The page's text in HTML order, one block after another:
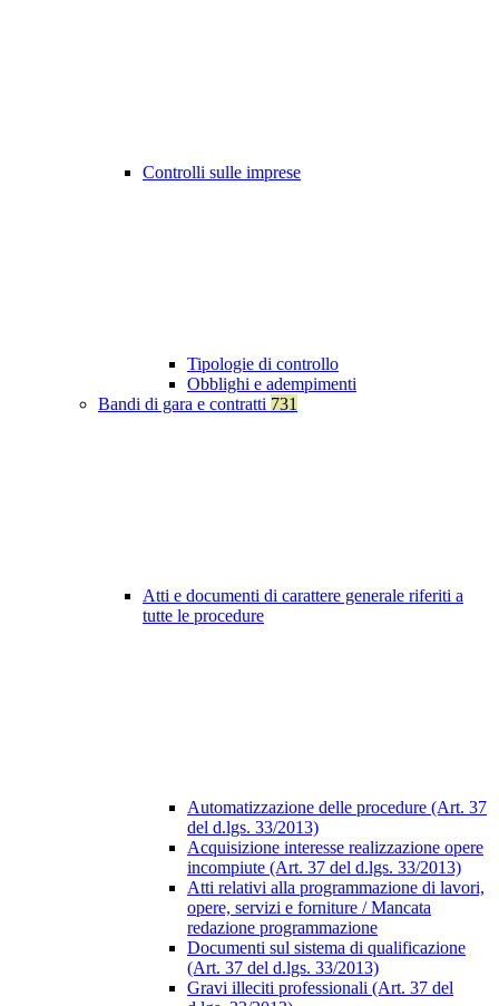
Controlli sulle imprese
Tipologie di controllo
Obblighi e adempimenti
Bandi di gara e contratti 731
Atti e documenti di carattere generale riferiti a
tutte le procedure
Automatizzazione delle procedure (Art. 37
del d.lgs. 33/2013)
Acquisizione interesse realizzazione opere
incompiute (Art. 37 del d.lgs. 33/2013)
Atti relativi alla programmazione di lavori,
opere, servizi e forniture / Mancata
redazione programmazione
Documenti sul sistema di qualificazione
(Art. 37 del d.lgs. 33/2013)
Gravi illeciti professionali (Art. 37 del